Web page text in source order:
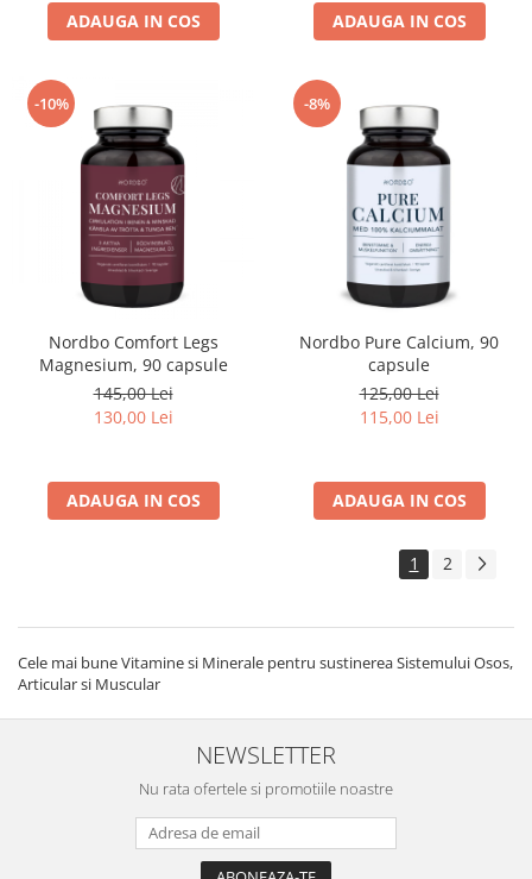
ADAUGA IN COS ADAUGA IN COS
-10%
Nordbo Comfort Legs
Magnesium, 90 capsule
145,00 Lei
130,00 Lei
ADAUGA IN COS
-8%
Nordbo Pure Calcium, 90
capsule
125,00 Lei
115,00 Lei
ADAUGA IN COS
1 2
Cele mai bune Vitamine si Minerale pentru sustinerea Sistemului Osos,
Articular si Muscular
NEWSLETTER
Nu rata ofertele si promotiile noastre